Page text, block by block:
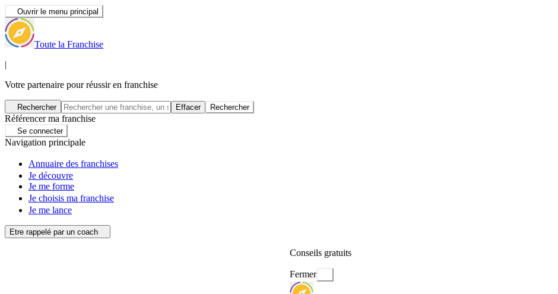
Ouvrir le menu principal
Toute la Franchise
|
Votre partenaire pour réussir en franchise
Rechercher Effacer Rechercher
Référencer ma franchise
Se connecter
Navigation principale
Annuaire des franchises
Je découvre
Je me forme
Je choisis ma franchise
Je me lance
Etre rappelé par un coach
Conseils gratuits
Fermer